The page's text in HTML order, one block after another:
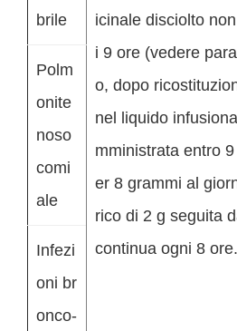
brile
icinale disciolto
i 9 ore (vedere
o, dopo
nel liquido
mministrata entro
er 8 grammi al
rico di 2 g seguita
continua ogni 8 ore.
Polm
onite
noso
comi
ale
Infezi
oni br
onco-